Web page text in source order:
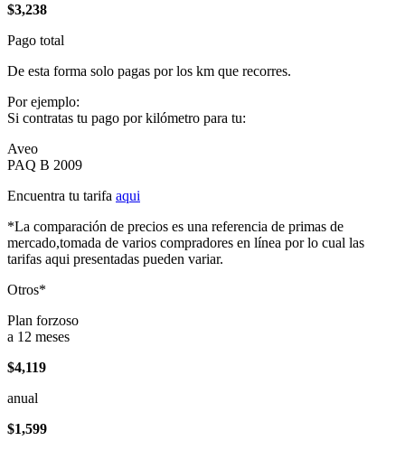
$3,238
Pago total
De esta forma solo pagas por los km que recorres.
Por ejemplo:
Si contratas tu pago por kilómetro para tu:
Aveo
PAQ B 2009
Encuentra tu tarifa aqui
*La comparación de precios es una referencia de primas de
mercado,tomada de varios compradores en línea por lo cual las
tarifas aqui presentadas pueden variar.
Otros*
Plan forzoso
a 12 meses
$4,119
anual
$1,599